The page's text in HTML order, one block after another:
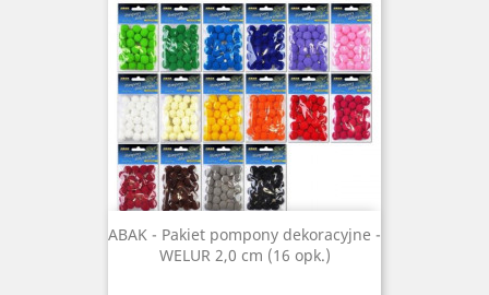
ABAK - Pakiet pompony dekoracyjne -
WELUR 2,0 cm (16 opk.)